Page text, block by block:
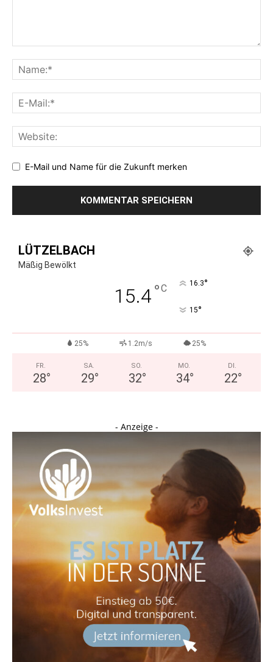
E-Mail und Name für die Zukunft merken
LÜTZELBACH
Mäßig Bewölkt
15.4°C 16.3°
15°
25% 1.2m/s 25%
FR.
28°
SA.
29°
SO.
32°
MO.
34°
DI.
22°
- Anzeige -